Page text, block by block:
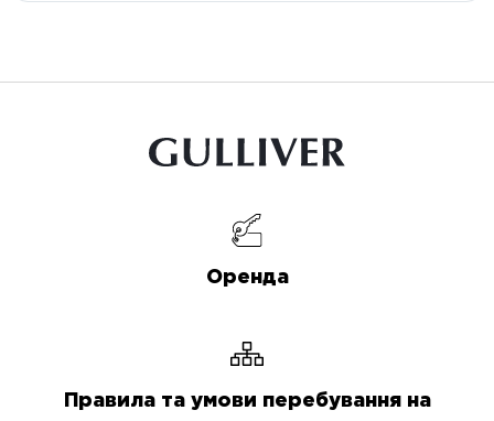
Оренда
Правила та умови перебування на